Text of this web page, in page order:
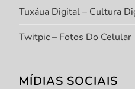
Tuxáua Digital – Cultura
Twitpic – Fotos Do Celular
MÍDIAS SOCIAIS